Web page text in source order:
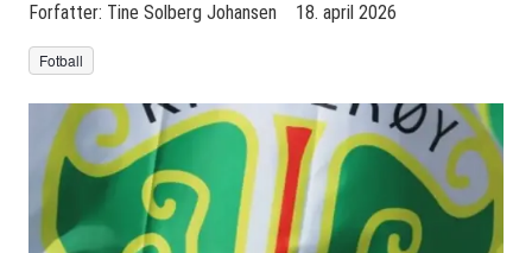
Forfatter: Tine Solberg Johansen 18. april 2026
Fotball